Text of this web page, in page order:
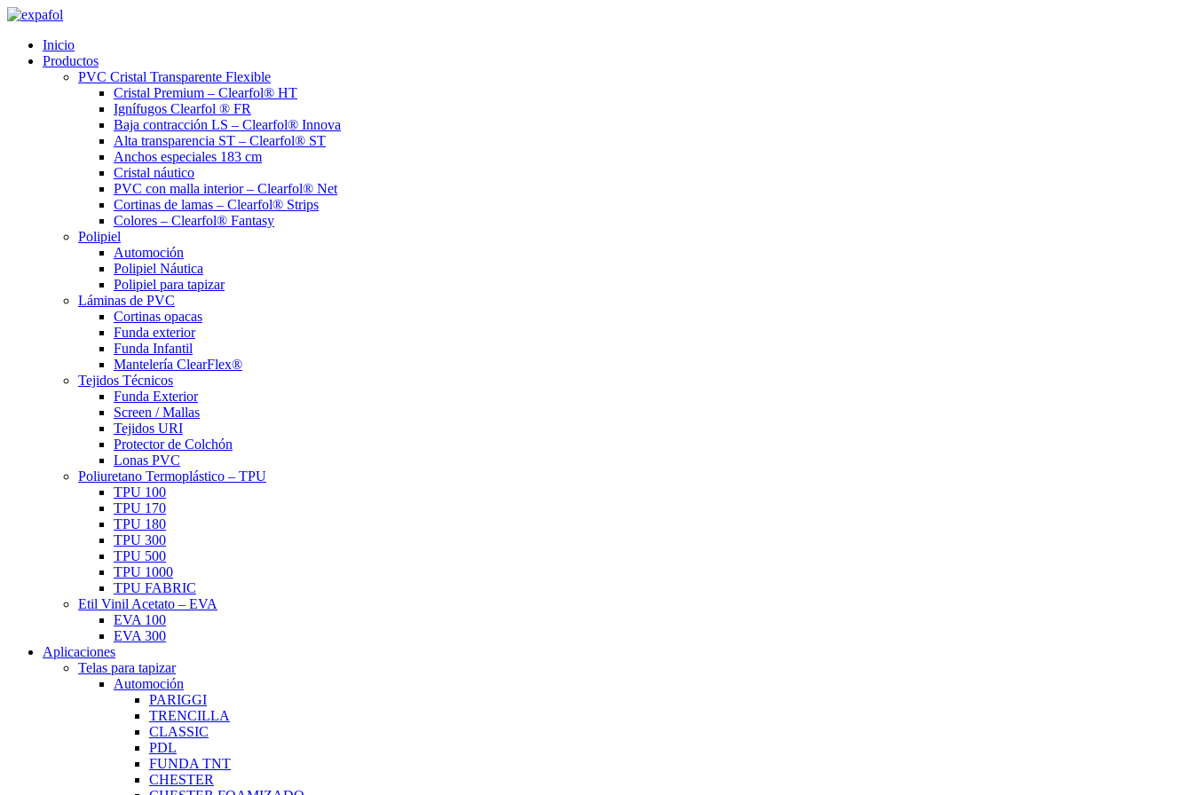
Ir
contenido
Inicio
Productos
PVC Cristal Transparente Flexible
Cristal Premium – Clearfol® HT
Ignífugos Clearfol ® FR
Baja contracción LS – Clearfol® Innova
Alta transparencia ST – Clearfol® ST
Anchos especiales 183 cm
Cristal náutico
PVC con malla interior – Clearfol® Net
Cortinas de lamas – Clearfol® Strips
Colores – Clearfol® Fantasy
Polipiel
Automoción
Polipiel Náutica
Polipiel para tapizar
Láminas de PVC
Cortinas opacas
Funda exterior
Funda Infantil
Mantelería ClearFlex®
Tejidos Técnicos
Funda Exterior
Screen / Mallas
Tejidos URI
Protector de Colchón
Lonas PVC
Poliuretano Termoplástico – TPU
TPU 100
TPU 170
TPU 180
TPU 300
TPU 500
TPU 1000
TPU FABRIC
Etil Vinil Acetato – EVA
EVA 100
EVA 300
Aplicaciones
Telas para tapizar
Automoción
PARIGGI
TRENCILLA
CLASSIC
PDL
FUNDA TNT
CHESTER